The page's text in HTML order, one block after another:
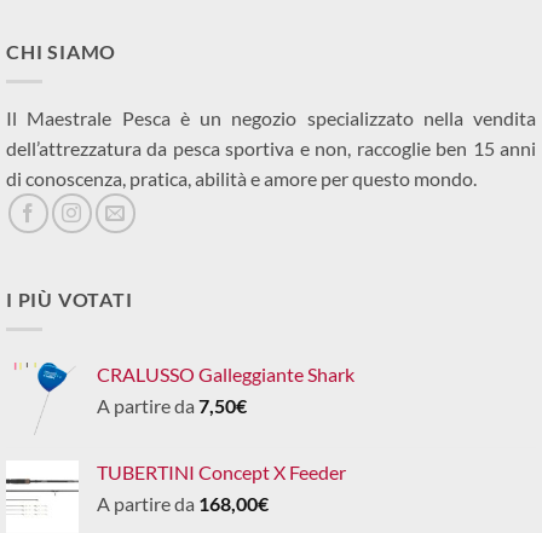
CHI SIAMO
Il Maestrale Pesca è un negozio specializzato nella vendita
dell’attrezzatura da pesca sportiva e non, raccoglie ben 15 anni
di conoscenza, pratica, abilità e amore per questo mondo.
I PIÙ VOTATI
CRALUSSO Galleggiante Shark
A partire da 7,50€
TUBERTINI Concept X Feeder
A partire da 168,00€